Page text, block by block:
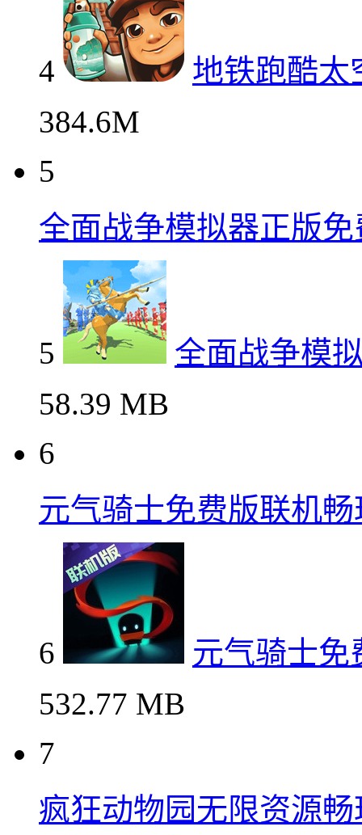
4
地铁跑酷太
384.6M
5
全面战争模拟器正版
5
全面战争模
58.39 MB
6
元气骑士免费版联机
6
元气骑士免
532.77 MB
7
疯狂动物园无限资源畅